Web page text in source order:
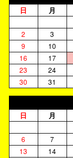
日 月
2
3
9
10
16
17
23
24
30
31
日 月
6
7
13
14